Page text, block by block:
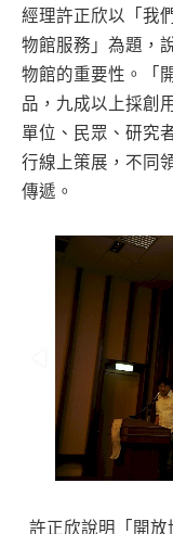
經理許正欣以「我
物館服務」為題，
物館的重要性。「
品，九成以上採創
單位、民眾、研究
行線上策展，不同
傳遞。
許正欣說明「開放